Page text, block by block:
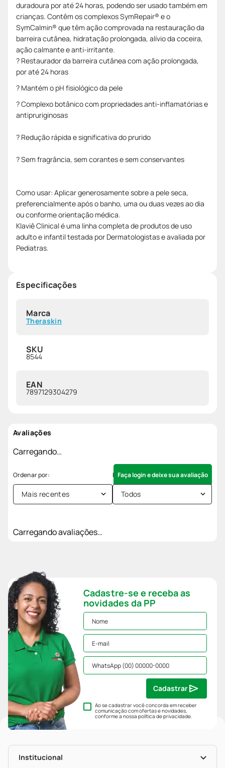
duradoura por até 24 horas, podendo ser usado também em
crianças. Contêm os complexos SymRepair® e o
SymCalmin® que têm ação comprovada na restauração da
barreira cutânea, hidratação prolongada, alívio da coceira,
ação calmante e anti-irritante.
? Restaurador da barreira cutânea com ação prolongada,
por até 24 horas
? Mantém o pH fisiológico da pele
? Complexo botânico com propriedades anti-inflamatórias e
antipruriginosas
? Redução rápida e significativa do prurido
? Sem fragrância, sem corantes e sem conservantes
Como usar: Aplicar generosamente sobre a pele seca,
preferencialmente após o banho, uma ou duas vezes ao dia
ou conforme orientação médica.
Klaviê Clinical é uma linha completa de produtos de uso
adulto e infantil testada por Dermatologistas e avaliada por
Pediatras.
Especificações
Marca
Theraskin
SKU
8544
EAN
7897129304279
Avaliações
Carregando…
Faça login e deixe sua avaliação
Mais recentes Todos
Carregando avaliações…
Cadastre-se e receba as
novidades da PP
Ao se cadastrar você concorda em receber
comunicação com ofertas e novidades,
conforme a nossapolítica de privacidade.
Cadastrar
Institucional